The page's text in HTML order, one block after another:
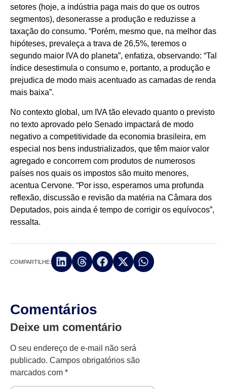
setores (hoje, a indústria paga mais do que os outros
segmentos), desonerasse a produção e reduzisse a
taxação do consumo. “Porém, mesmo que, na melhor das
hipóteses, prevaleça a trava de 26,5%, teremos o
segundo maior IVA do planeta”, enfatiza, observando: “Tal
índice desestimula o consumo e, portanto, a produção e
prejudica de modo mais acentuado as camadas de renda
mais baixa”.
No contexto global, um IVA tão elevado quanto o previsto
no texto aprovado pelo Senado impactará de modo
negativo a competitividade da economia brasileira, em
especial nos bens industrializados, que têm maior valor
agregado e concorrem com produtos de numerosos
países nos quais os impostos são muito menores,
acentua Cervone. “Por isso, esperamos uma profunda
reflexão, discussão e revisão da matéria na Câmara dos
Deputados, pois ainda é tempo de corrigir os equívocos”,
ressalta.
COMPARTILHE:
Comentários
Deixe um comentário
O seu endereço de e-mail não será
publicado. Campos obrigatórios são
marcados com *